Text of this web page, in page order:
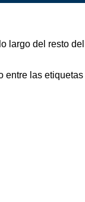
largo del resto
entre las